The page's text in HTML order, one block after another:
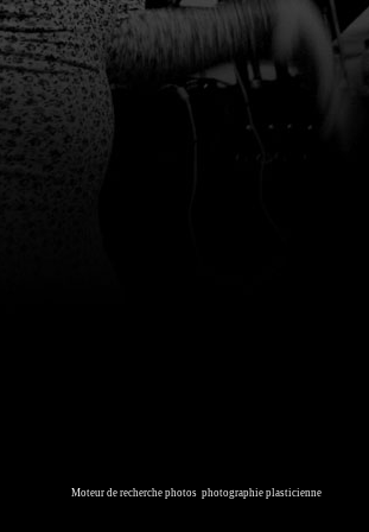
Moteur de recherche photos photographie plasticienne